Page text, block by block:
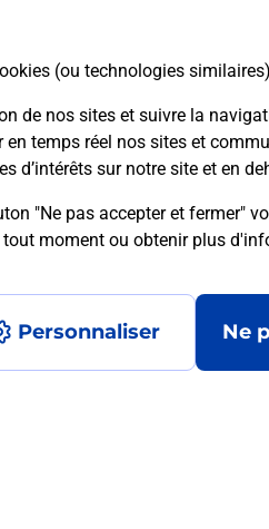
(ou technologies
de nos sites et suivre la
temps réel nos sites et
d’intérêts sur notre site et en
"Ne pas accepter et fermer"
moment ou obtenir plus
Personnaliser Ne
!
posées
depuis votre